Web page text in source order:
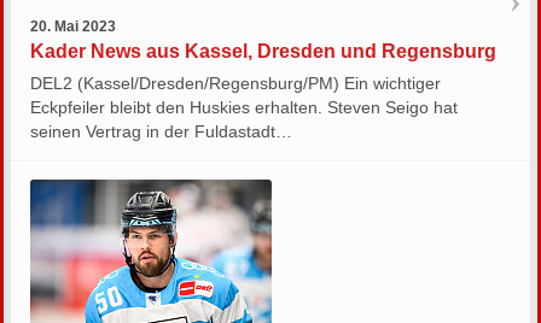
20. Mai 2023
Kader News aus Kassel, Dresden und Regensburg
DEL2 (Kassel/Dresden/Regensburg/PM) Ein wichtiger
Eckpfeiler bleibt den Huskies erhalten. Steven Seigo hat
seinen Vertrag in der Fuldastadt…